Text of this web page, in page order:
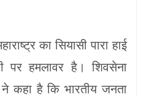
का सियासी पारा हाई
पर हमलावर है। शिवसेना
कहा है कि भारतीय जनता